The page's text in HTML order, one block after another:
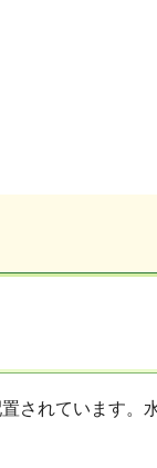
されています。